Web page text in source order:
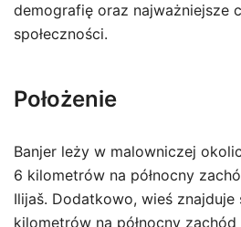
demografię oraz najważniejsze
społeczności.
Położenie
Banjer leży w malowniczej
6 kilometrów na północny
Ilijaš. Dodatkowo, wieś znajduje
kilometrów na północny